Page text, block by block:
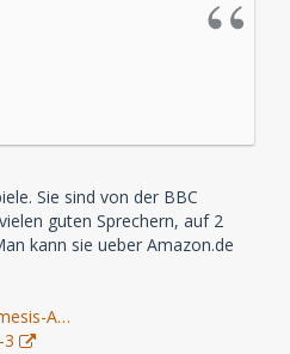
Sie sind von der BBC
guten Sprechern, auf 2
kann sie ueber Amazon.de
A…